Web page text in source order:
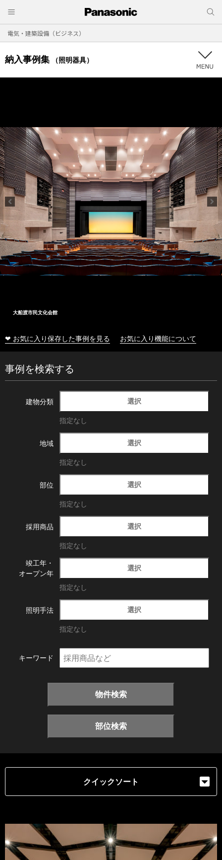
電気・建築設備（ビジネス）
納入事例集 （照明器具）
大船渡市民文化会館
❤ お気に入り保存した事例を見る お気に入り機能について
事例を検索する
建物分類 選択
指定なし
地域 選択
指定なし
部位 選択
指定なし
採用商品 選択
指定なし
竣工年・
オープン年
選択
指定なし
照明手法 選択
指定なし
キーワード
物件検索
部位検索
クイックソート